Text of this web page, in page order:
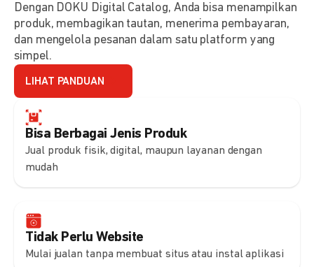
Bisa Berbagai Jenis Produk
Jual produk fisik, digital, maupun layanan dengan
mudah
Tidak Perlu Website
Mulai jualan tanpa membuat situs atau instal aplikasi
Dengan DOKU Digital Catalog, Anda bisa menampilkan
produk, membagikan tautan, menerima pembayaran,
dan mengelola pesanan dalam satu platform yang
simpel.
LIHAT PANDUAN